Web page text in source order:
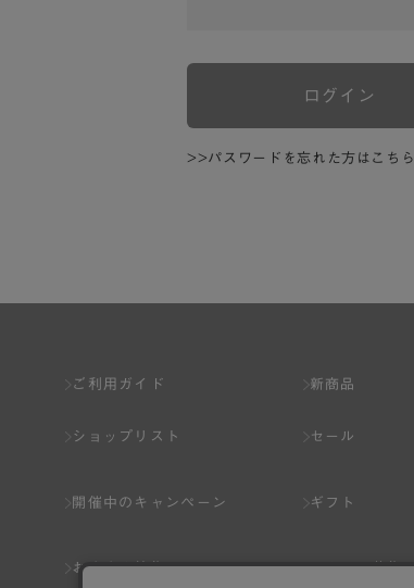
ログイン
>>パスワードを忘れた方はこちら
ご利用ガイド
ショップリスト
開催中のキャンペーン
おすすめ特集
新商品
セール
ギフト
スタッフ募集